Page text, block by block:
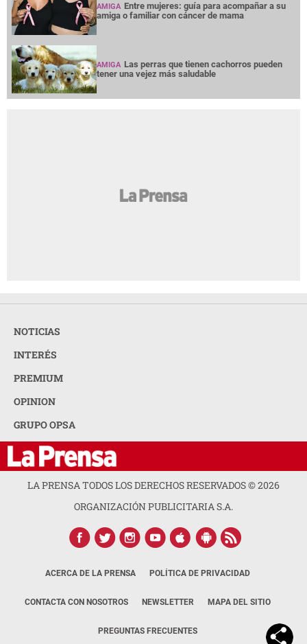
AMIGA Entre mujeres: guía para acompañar a su
amiga o familiar con cáncer de mama
AMIGA Las perras que tienen cachorros pueden
tener una vejez más saludable
NOTICIAS
INTERÉS
PREMIUM
OPINION
GRUPO OPSA
LA PRENSA TODOS LOS DERECHOS RESERVADOS ©2026
ORGANIZACIÓN PUBLICITARIA S.A.
ACERCA DE LA PRENSA POLÍTICA DE PRIVACIDAD
CONTACTA CON NOSOTROS NEWSLETTER MAPA DEL SITIO
PREGUNTAS FRECUENTES